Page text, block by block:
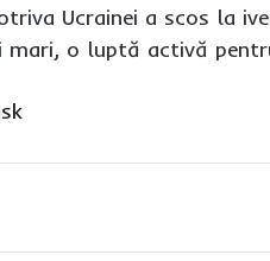
Ucrainei a scos la
o luptă activă